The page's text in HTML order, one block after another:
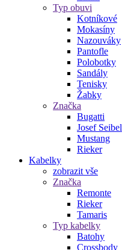
Typ obuvi
Kotníkové
Mokasíny
Nazouváky
Pantofle
Polobotky
Sandály
Tenisky
Žabky
Značka
Bugatti
Josef Seibel
Mustang
Rieker
Kabelky
zobrazit vše
Značka
Remonte
Rieker
Tamaris
Typ kabelky
Batohy
Crossbody